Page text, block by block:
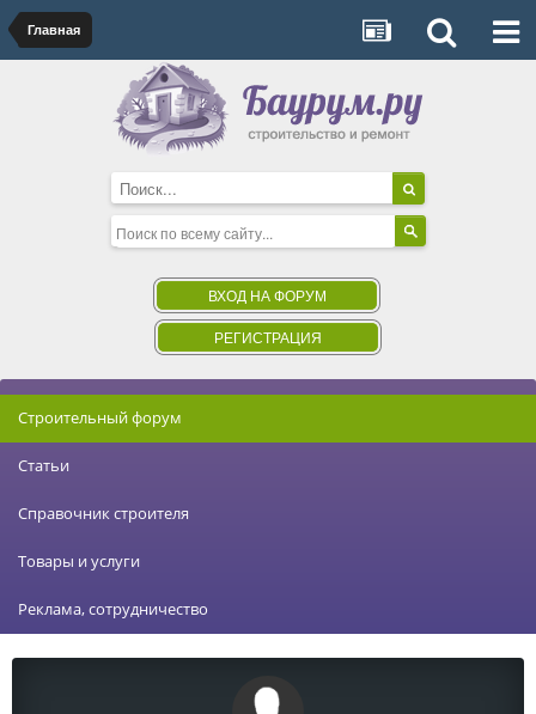
Главная
ВХОД НА ФОРУМ
РЕГИСТРАЦИЯ
Строительный форум
Статьи
Справочник строителя
Товары и услуги
Реклама, сотрудничество